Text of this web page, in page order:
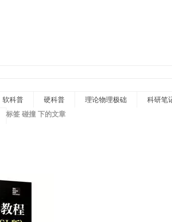
软科普 硬科普 理论物理极础
科研笔
标签 碰撞 下的文章